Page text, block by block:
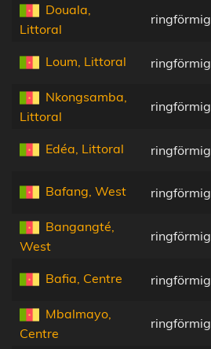
Douala,
Littoral
ringförmig
Loum, Littoral ringförmig
Nkongsamba,
Littoral
ringförmig
Edéa, Littoral ringförmig
Bafang, West ringförmig
Bangangté,
West
ringförmig
Bafia, Centre ringförmig
Mbalmayo,
Centre
ringförmig